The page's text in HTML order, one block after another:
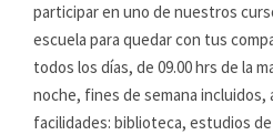
participar en uno de nuestros
escuela para quedar con tus
todos los días, de 09.00 hrs de la
noche, fines de semana incluidos,
facilidades: biblioteca, estudios